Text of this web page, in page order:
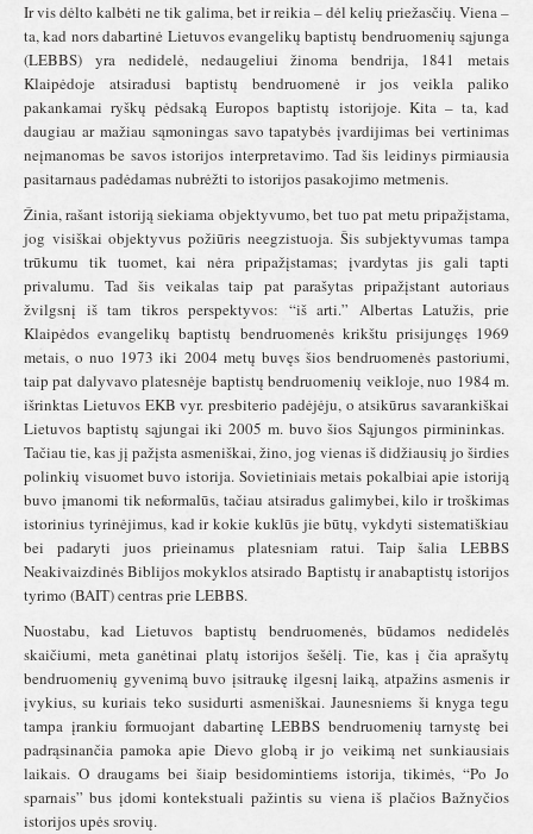
Ir vis dėlto kalbėti ne tik galima, bet ir reikia – dėl kelių priežasčių. Viena –
ta, kad nors dabartinė Lietuvos evangelikų baptistų bendruomenių sąjunga
(LEBBS) yra nedidelė, nedaugeliui žinoma bendrija, 1841 metais
Klaipėdoje atsiradusi baptistų bendruomenė ir jos veikla paliko
pakankamai ryškų pėdsaką Europos baptistų istorijoje. Kita – ta, kad
daugiau ar mažiau sąmoningas savo tapatybės įvardijimas bei vertinimas
neįmanomas be savos istorijos interpretavimo. Tad šis leidinys pirmiausia
pasitarnaus padėdamas nubrėžti to istorijos pasakojimo metmenis.
Žinia, rašant istoriją siekiama objektyvumo, bet tuo pat metu pripažįstama,
jog visiškai objektyvus požiūris neegzistuoja. Šis subjektyvumas tampa
trūkumu tik tuomet, kai nėra pripažįstamas; įvardytas jis gali tapti
privalumu. Tad šis veikalas taip pat parašytas pripažįstant autoriaus
žvilgsnį iš tam tikros perspektyvos: “iš arti.” Albertas Latužis, prie
Klaipėdos evangelikų baptistų bendruomenės krikštu prisijungęs 1969
metais, o nuo 1973 iki 2004 metų buvęs šios bendruomenės pastoriumi,
taip pat dalyvavo platesnėje baptistų bendruomenių veikloje, nuo 1984 m.
išrinktas Lietuvos EKB vyr. presbiterio padėjėju, o atsikūrus savarankiškai
Lietuvos baptistų sąjungai iki 2005 m. buvo šios Sąjungos pirmininkas.
Tačiau tie, kas jį pažįsta asmeniškai, žino, jog vienas iš didžiausių jo širdies
polinkių visuomet buvo istorija. Sovietiniais metais pokalbiai apie istoriją
buvo įmanomi tik neformalūs, tačiau atsiradus galimybei, kilo ir troškimas
istorinius tyrinėjimus, kad ir kokie kuklūs jie būtų, vykdyti sistematiškiau
bei padaryti juos prieinamus platesniam ratui. Taip šalia LEBBS
Neakivaizdinės Biblijos mokyklos atsirado Baptistų ir anabaptistų istorijos
tyrimo (BAIT) centras prie LEBBS.
Nuostabu, kad Lietuvos baptistų bendruomenės, būdamos nedidelės
skaičiumi, meta ganėtinai platų istorijos šešėlį. Tie, kas į čia aprašytų
bendruomenių gyvenimą buvo įsitraukę ilgesnį laiką, atpažins asmenis ir
įvykius, su kuriais teko susidurti asmeniškai. Jaunesniems ši knyga tegu
tampa įrankiu formuojant dabartinę LEBBS bendruomenių tarnystę bei
padrąsinančia pamoka apie Dievo globą ir jo veikimą net sunkiausiais
laikais. O draugams bei šiaip besidomintiems istorija, tikimės, “Po Jo
sparnais” bus įdomi kontekstuali pažintis su viena iš plačios Bažnyčios
istorijos upės srovių.